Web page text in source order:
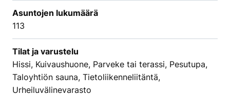
Asuntojen lukumäärä
113
Tilat ja varustelu
Hissi, Kuivaushuone, Parveke tai terassi, Pesutupa,
Taloyhtiön sauna, Tietoliikenneliitäntä,
Urheiluvälinevarasto